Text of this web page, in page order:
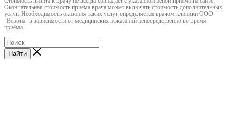
Окончательная стоимость приема врача может включать стоимость дополнительных
услуг. Необходимость оказания таких услуг определяется врачом клиники ООО
"Верона" в зависимости от медицинских показаний непосредственно во время
приёма.
Найти